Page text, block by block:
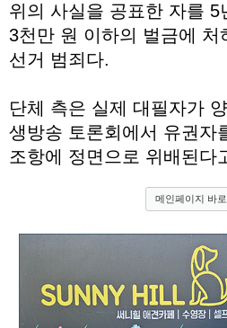
위의 사실을 공표한 자를 5
3천만 원 이하의 벌금에 처
선거 범죄다.
단체 측은 실제 대필자가
생방송 토론회에서 유권자
조항에 정면으로 위배된다
메인페이지 바